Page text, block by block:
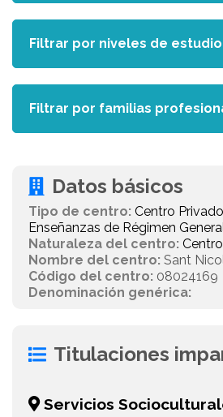
Datos básicos
Tipo de centro: Centro
Enseñanzas de Régimen
Naturaleza del centro:
Nombre del centro: Sant
Código del centro: 08024169
Denominación genérica:
Titulaciones
Servicios
Filtrar por niveles de estudio
Filtrar por familias